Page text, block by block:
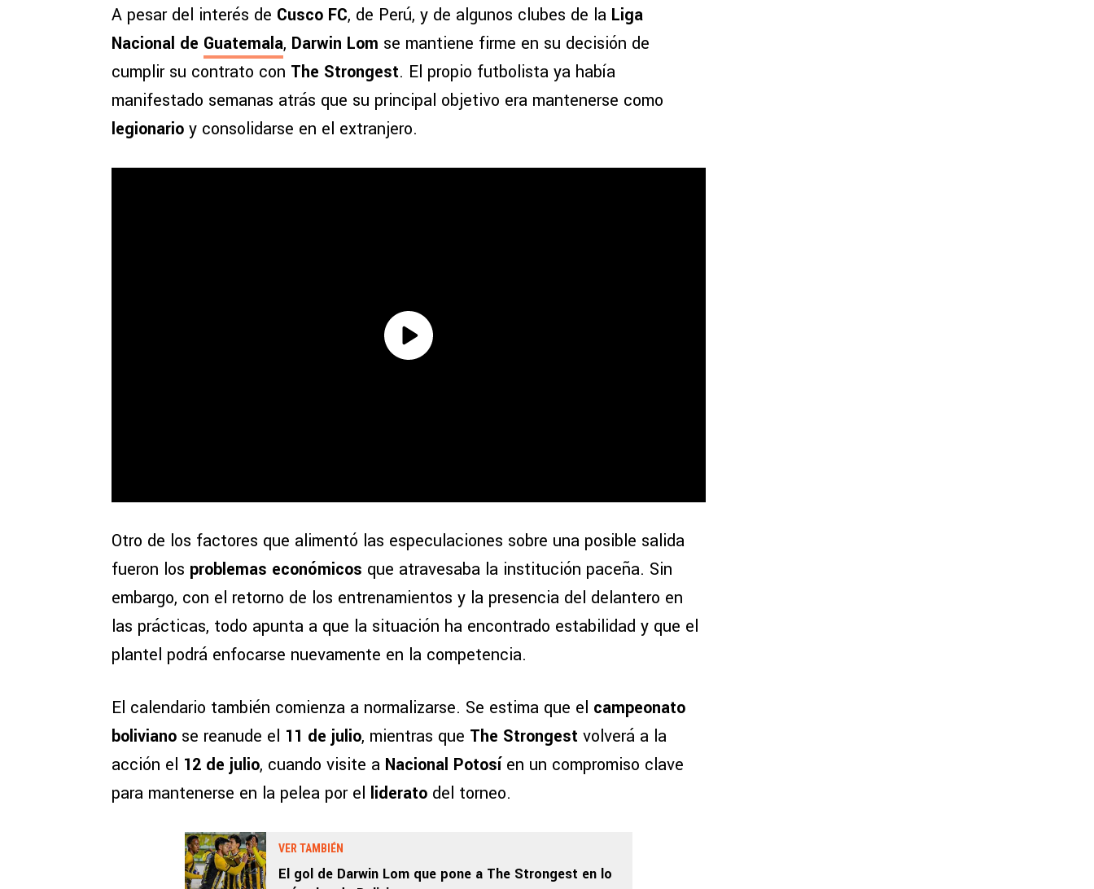
A pesar del interés de Cusco FC, de Perú, y de algunos clubes de la Liga
Nacional de Guatemala, Darwin Lom se mantiene firme en su decisión de
cumplir su contrato con The Strongest. El propio futbolista ya había
manifestado semanas atrás que su principal objetivo era mantenerse como
legionario y consolidarse en el extranjero.
Otro de los factores que alimentó las especulaciones sobre una posible salida
fueron los problemas económicos que atravesaba la institución paceña. Sin
embargo, con el retorno de los entrenamientos y la presencia del delantero en
las prácticas, todo apunta a que la situación ha encontrado estabilidad y que el
plantel podrá enfocarse nuevamente en la competencia.
El calendario también comienza a normalizarse. Se estima que el campeonato
boliviano se reanude el 11 de julio, mientras que The Strongest volverá a la
acción el 12 de julio, cuando visite a Nacional Potosíen un compromiso clave
para mantenerse en la pelea por el liderato del torneo.
VER TAMBIÉN
El gol de Darwin Lom que pone a The Strongest en lo